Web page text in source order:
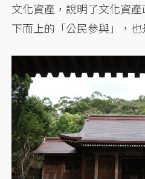
文化資產，說明了文化資
下而上的「公民參與」，